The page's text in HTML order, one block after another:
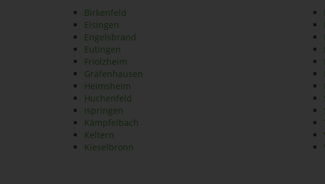
Birkenfeld
Eisingen
Engelsbrand
Eutingen
Friolzheim
Gräfenhausen
Heimsheim
Huchenfeld
Ispringen
Kämpfelbach
Keltern
Kieselbronn